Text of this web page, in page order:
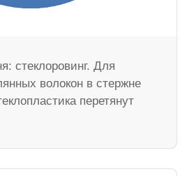
стеклоровинг. Для
волокон в стержне
перетянут